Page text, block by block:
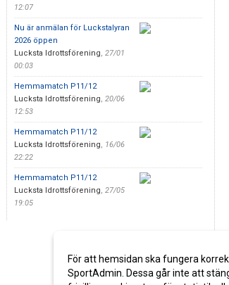
12:07
Nu är anmälan för Luckstalyran
2026 öppen
Lucksta Idrottsförening, 27/01
00:03
Hemmamatch P11/12
Lucksta Idrottsförening, 20/06
12:53
Hemmamatch P11/12
Lucksta Idrottsförening, 16/06
22:22
Hemmamatch P11/12
Lucksta Idrottsförening, 27/05
19:05
För att hemsidan ska fungera
SportAdmin. Dessa går inte att